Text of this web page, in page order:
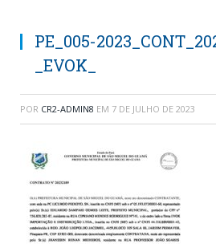
PE_005-
_EVOK_
POR CR2-ADMIN8 EM 7 DE JULHO DE 2023